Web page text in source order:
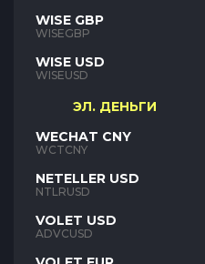
WISE GBP
WISEGBP
WISE USD
WISEUSD
ЭЛ. ДЕНЬГИ
WECHAT CNY
WCTCNY
NETELLER USD
NTLRUSD
VOLET USD
ADVCUSD